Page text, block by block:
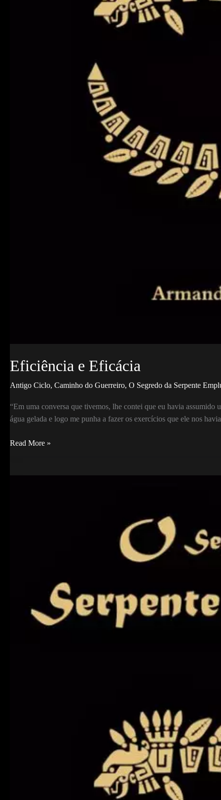
Eficiência e Eficácia
Antigo Ciclo, Caminho do Guerreiro, O Segredo da Serpente
“Em uma conversa que tivemos, lhe contei que eu havia
água gelada e logo me punha a fazer os exercícios que ele nos
Eficiência
Read More »